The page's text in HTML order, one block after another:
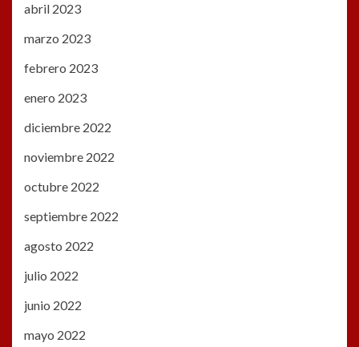
abril 2023
marzo 2023
febrero 2023
enero 2023
diciembre 2022
noviembre 2022
octubre 2022
septiembre 2022
agosto 2022
julio 2022
junio 2022
mayo 2022